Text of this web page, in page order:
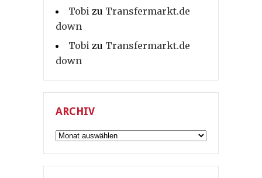
Tobi zu Transfermarkt.de
down
Tobi zu Transfermarkt.de
down
ARCHIV
Archiv